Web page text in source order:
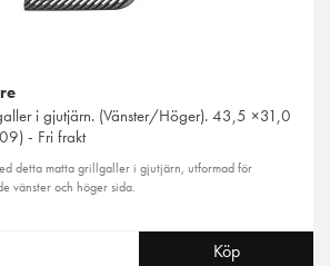
i gjutjärn. (Vänster/Höger). 43,5 ×31,0
- Fri frakt
detta matta grillgaller i gjutjärn, utformad för
vänster och höger sida.
Köp